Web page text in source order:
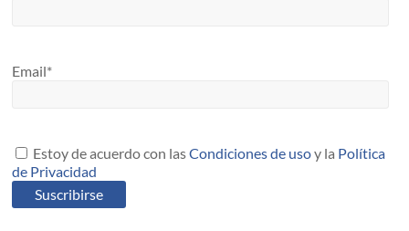
Email*
Estoy de acuerdo con lasCondiciones de usoy la Política
de Privacidad